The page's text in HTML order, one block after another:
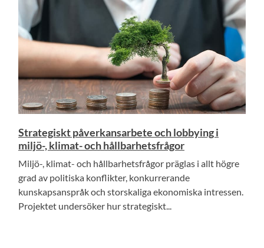
Strategiskt påverkansarbete och lobbying i
miljö-, klimat- och hållbarhetsfrågor
Miljö-, klimat- och hållbarhetsfrågor präglas i allt högre
grad av politiska konflikter, konkurrerande
kunskapsanspråk och storskaliga ekonomiska intressen.
Projektet undersöker hur strategiskt...